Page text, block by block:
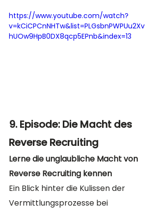
https://www.youtube.com/watch?
v=kCiCPCnNHTw&list=PLGsbnPWPUu2Xv
hUOw9HpB0DX8qcp5EPnb&index=13
9. Episode: Die Macht des
Reverse Recruiting
Lerne die unglaubliche Macht von
Reverse Recruiting kennen
Ein Blick hinter die Kulissen der
Vermittlungsprozesse bei